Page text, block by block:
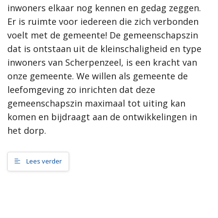
samenleving, dan werkt de gemeente Scherpenzeel graag mee
aan jouw initiatief!”
Meer informatie
Wat is de omgevingsvisie?
Proces MeetUps
Relatie met andere omgevingsvisies
Hoe werkt de website?
Rol van de gemeente
Contact
Zoeken
inwoners elkaar nog kennen en gedag zeggen.
Er is ruimte voor iedereen die zich verbonden
voelt met de gemeente! De gemeenschapszin
dat is ontstaan uit de kleinschaligheid en type
inwoners van Scherpenzeel, is een kracht van
onze gemeente. We willen als gemeente de
leefomgeving zo inrichten dat deze
gemeenschapszin maximaal tot uiting kan
komen en bijdraagt aan de ontwikkelingen in
het dorp.
Lees verder